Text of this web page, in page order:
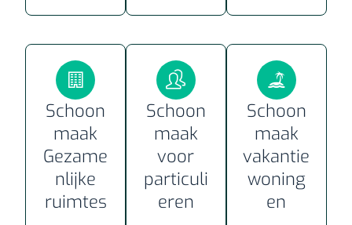
Schoon
maak
Gezame
nlijke
ruimtes
Schoon
maak
voor
particuli
eren
Schoon
maak
vakantie
woning
en